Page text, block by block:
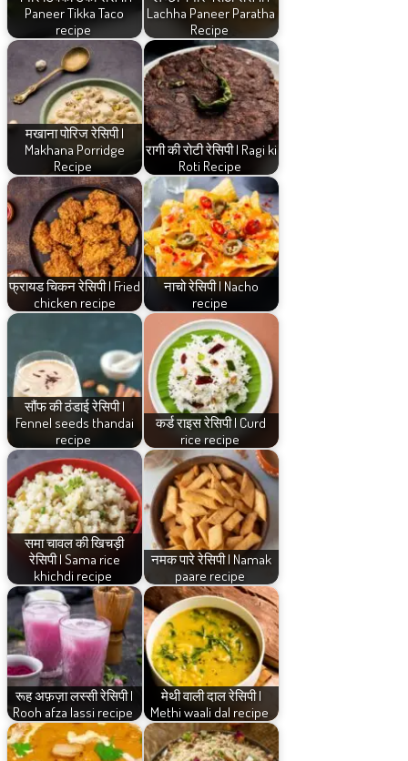
Paneer Tikka Taco
recipe
Lachha Paneer Paratha
Recipe
मखाना पोरिज रेसिपी |
Makhana Porridge
Recipe
रागी की रोटी रेसिपी | Ragi ki
Roti Recipe
फ्रायड चिकन रेसिपी | Fried
chicken recipe
नाचो रेसिपी | Nacho
recipe
सौंफ की ठंडाई रेसिपी |
Fennel seeds thandai
recipe
कर्ड राइस रेसिपी | Curd
rice recipe
समा चावल की खिचड़ी
रेसिपी | Sama rice
khichdi recipe
नमक पारे रेसिपी | Namak
paare recipe
रूह अफ़ज़ा लस्सी रेसिपी |
Rooh afza lassi recipe
मेथी वाली दाल रेसिपी |
Methi waali dal recipe